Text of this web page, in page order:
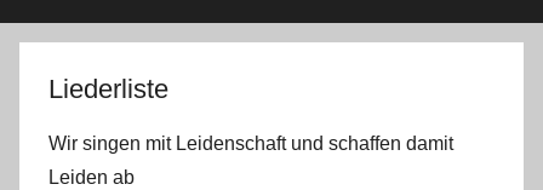
Liederliste
Wir singen mit Leidenschaft und schaffen damit
Leiden ab